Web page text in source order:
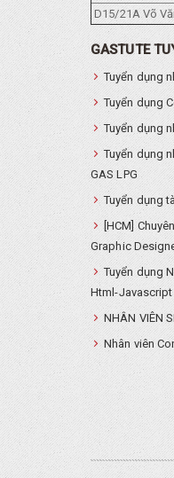
D15/21A Võ
GASTUTE
Tuyển dụng
Tuyển dụng
Tuyển dụng
Tuyển dụng
GAS LPG
Tuyển dụng
[HCM]
Graphic
Tuyển dụng
Html-Javascript
NHÂN VIÊN
Nhân viên